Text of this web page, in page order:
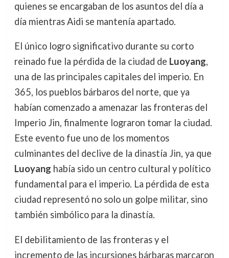
quienes se encargaban de los asuntos del día a
día mientras Aidi se mantenía apartado.
El único logro significativo durante su corto
reinado fue la pérdida de la ciudad de Luoyang,
una de las principales capitales del imperio. En
365, los pueblos bárbaros del norte, que ya
habían comenzado a amenazar las fronteras del
Imperio Jin, finalmente lograron tomar la ciudad.
Este evento fue uno de los momentos
culminantes del declive de la dinastía Jin, ya que
Luoyang había sido un centro cultural y político
fundamental para el imperio. La pérdida de esta
ciudad representó no solo un golpe militar, sino
también simbólico para la dinastía.
El debilitamiento de las fronteras y el
incremento de las incursiones bárbaras marcaron